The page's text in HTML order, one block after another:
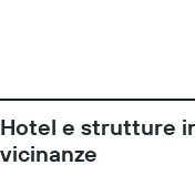
Hotel e strutture
vicinanze